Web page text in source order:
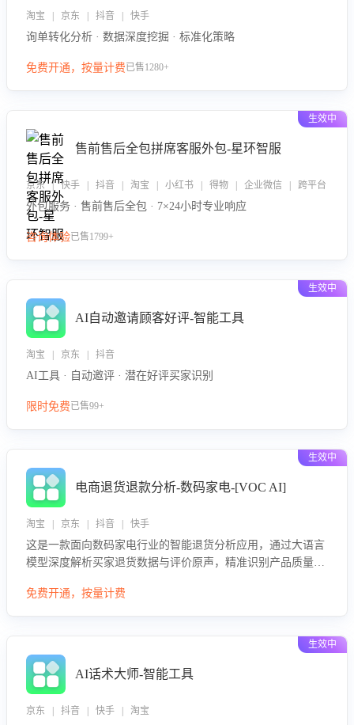
淘宝 | 京东 | 抖音 | 快手
询单转化分析 · 数据深度挖掘 · 标准化策略
免费开通，按量计费已售1280+
生效中
售前售后全包拼席客服外包-星环智服
京东 | 快手 | 抖音 | 淘宝 | 小红书 | 得物 | 企业微信 | 跨平台
外包服务 · 售前售后全包 · 7×24小时专业响应
咨询体验已售1799+
生效中
AI自动邀请顾客好评-智能工具
淘宝 | 京东 | 抖音
AI工具 · 自动邀评 · 潜在好评买家识别
限时免费已售99+
生效中
电商退货退款分析-数码家电-[VOC AI]
淘宝 | 京东 | 抖音 | 快手
这是一款面向数码家电行业的智能退货分析应用，通过大语言
模型深度解析买家退货数据与评价原声，精准识别产品质量、
议，通过挖掘用户痛点驱动产品迭代，从根本上降低退货率，
免费开通，按量计费
生效中
AI话术大师-智能工具
京东 | 抖音 | 快手 | 淘宝